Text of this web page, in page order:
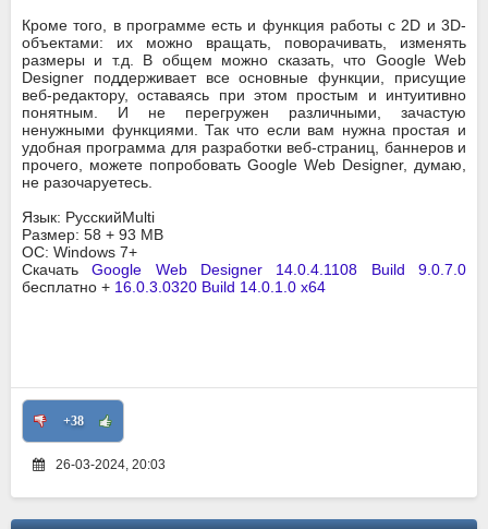
Кроме того, в программе есть и функция работы с 2D и 3D-
объектами: их можно вращать, поворачивать, изменять
размеры и т.д. В общем можно сказать, что Google Web
Designer поддерживает все основные функции, присущие
веб-редактору, оставаясь при этом простым и интуитивно
понятным. И не перегружен различными, зачастую
ненужными функциями. Так что если вам нужна простая и
удобная программа для разработки веб-страниц, баннеров и
прочего, можете попробовать Google Web Designer, думаю,
не разочаруетесь.
Язык: РусскийMulti
Размер: 58 + 93 MB
ОС: Windows 7+
СкачатьGoogle Web Designer 14.0.4.1108 Build 9.0.7.0
бесплатно + 16.0.3.0320 Build 14.0.1.0 x64
+38
26-03-2024, 20:03